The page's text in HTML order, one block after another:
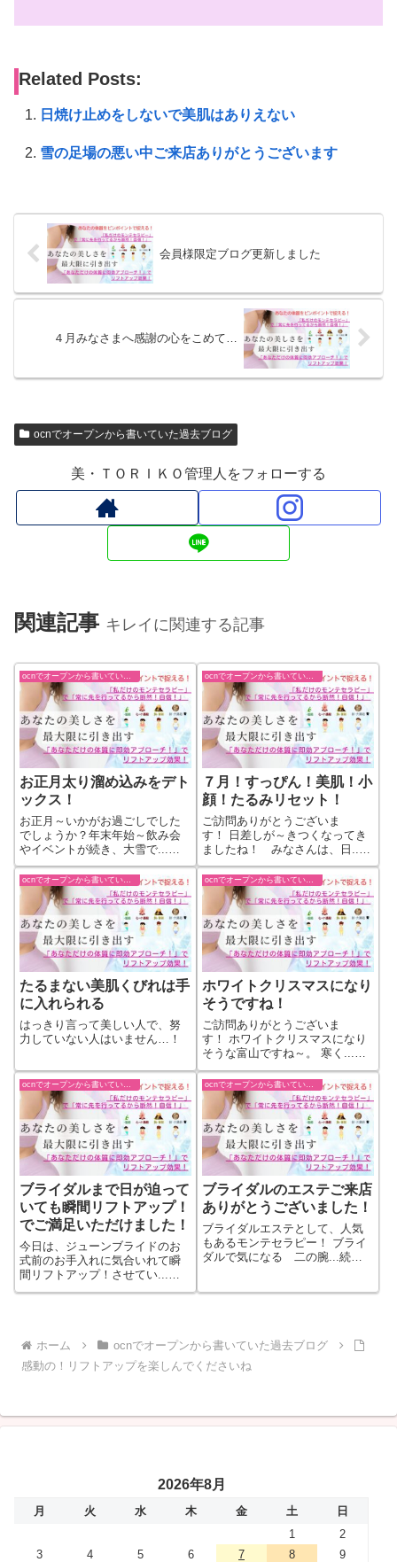
Related Posts:
日焼け止めをしないで美肌はありえない
雪の足場の悪い中ご来店ありがとうございます
会員様限定ブログ更新しました
４月みなさまへ感謝の心をこめて…
ocnでオープンから書いていた過去ブログ
美・ＴＯＲＩＫＯ管理人をフォローする
関連記事 キレイに関連する記事
ocnでオープンから書いていた過去ブログ
お正月太り溜め込みをデト
ックス！
お正月～いかがお過ごしでした
でしょうか？年末年始～飲み会
やイベントが続き、大雪で...続
きをもっと見る
ocnでオープンから書いていた過去ブログ
７月！すっぴん！美肌！小
顔！たるみリセット！
ご訪問ありがとうございま
す！ 日差しが～きつくなってき
ましたね！ みなさんは、日...
続きをもっと見る
ocnでオープンから書いていた過去ブログ
たるまない美肌くびれは手
に入れられる
はっきり言って美しい人で、努
力していない人はいません…！
ocnでオープンから書いていた過去ブログ
ホワイトクリスマスになり
そうですね！
ご訪問ありがとうございま
す！ ホワイトクリスマスになり
そうな富山ですね～。 寒く...続
きをもっと見る
ブライダルまで日が迫って
いても瞬間リフトアップ！
でご満足いただけました！
今日は、ジューンブライドのお
式前のお手入れに気合いれて瞬
間リフトアップ！させてい...続
きをもっと見る
ocnでオープンから書いていた過去ブログ
ブライダルのエステご来店
ありがとうございました！
ブライダルエステとして、人気
もあるモンテセラピー！ ブライ
ダルで気になる 二の腕...続き
ホーム
ocnでオープンから書いていた過去ブログ
感動の！リフトアップを楽しんでくださいね
2026年8月
月 火 水 木 金 土
日
1
2
3
4 5 6 7 8
9